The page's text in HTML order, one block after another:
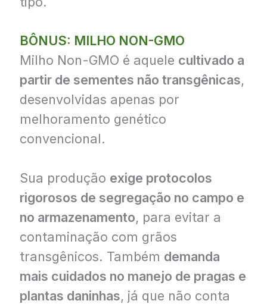
BÔNUS: MILHO NON-GMO
Milho Non-GMO é aquele cultivado a
partir de sementes não transgênicas,
desenvolvidas apenas por
melhoramento genético
convencional.
Sua produção exige protocolos
rigorosos de segregação no campo e
no armazenamento, para evitar a
contaminação com grãos
transgênicos. Também demanda
mais cuidados no manejo de pragas e
plantas daninhas, já que não conta